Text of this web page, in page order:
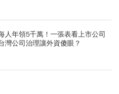
人年領5千萬！一張表看上市公司
灣公司治理讓外資傻眼？